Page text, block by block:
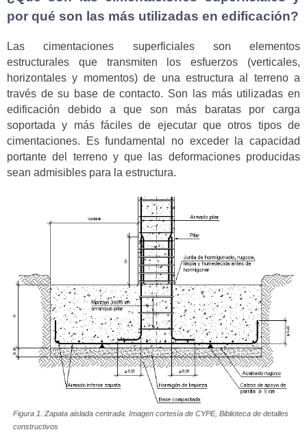
por qué son las más utilizadas en edificación?
Las cimentaciones superficiales son elementos
estructurales que transmiten los esfuerzos (verticales,
horizontales y momentos) de una estructura al terreno a
través de su base de contacto. Son las más utilizadas en
edificación debido a que son más baratas por carga
soportada y más fáciles de ejecutar que otros tipos de
cimentaciones. Es fundamental no exceder la capacidad
portante del terreno y que las deformaciones producidas
sean admisibles para la estructura.
Figura 1. Zapata aislada centrada. Imagen cortesía de CYPE, Biblioteca de detalles
constructivos